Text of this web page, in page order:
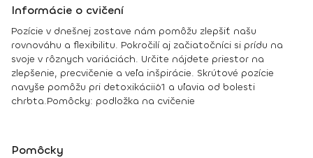
Informácie o cvičení
Pozície v dnešnej zostave nám pomôžu zlepšiť našu
rovnováhu a flexibilitu. Pokročilí aj začiatočníci si prídu na
svoje v rôznych variáciách. Určite nájdete priestor na
zlepšenie, precvičenie a veľa inšpirácie. Skrútové pozície
navyše pomôžu pri detoxikácii61 a uľavia od bolesti
chrbta.Pomôcky: podložka na cvičenie
Pomôcky